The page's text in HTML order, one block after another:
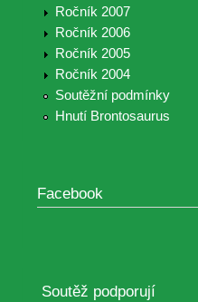
Ročník 2007
Ročník 2006
Ročník 2005
Ročník 2004
Soutěžní podmínky
Hnutí Brontosaurus
Facebook
Soutěž podporují